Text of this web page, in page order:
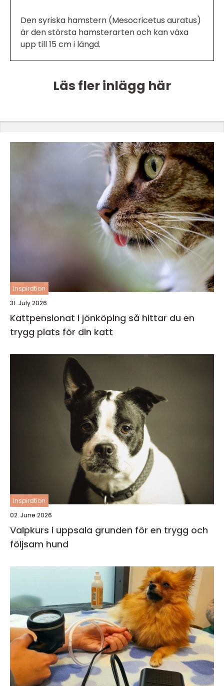
Den syriska hamstern (Mesocricetus auratus)
är den största hamsterarten och kan växa
upp till 15 cm i längd.
Läs fler inlägg här
inspiration
31. July 2026
Kattpensionat i jönköping så hittar du en
trygg plats för din katt
inspiration
02. June 2026
Valpkurs i uppsala grunden för en trygg och
följsam hund